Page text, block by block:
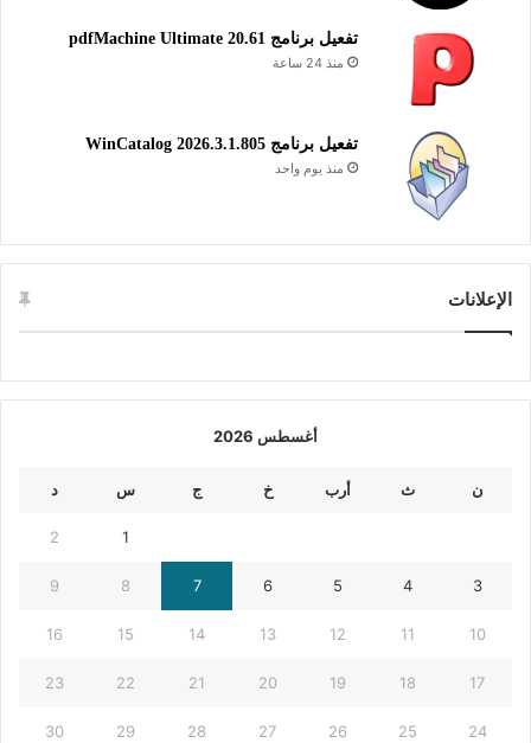
تفعيل برنامج pdfMachine Ultimate 20.61
منذ 24 ساعة
تفعيل برنامج WinCatalog 2026.3.1.805
منذ يوم واحد
الإعلانات
أغسطس 2026
ن ث أرب خ ج س د
1
2
3
4
5
6
7
8
9
10
11
12
13
14
15
16
17
18
19
20
21
22
23
24
25
26
27
28
29
30